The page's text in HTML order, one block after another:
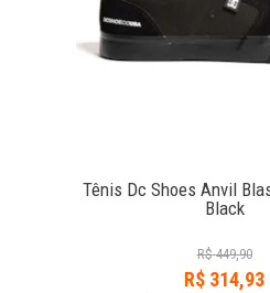
Tênis Dc Shoes Anvil
Black
R$ 449,90
R$ 314,93